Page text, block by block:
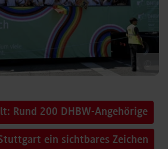
Rund 200 DHBW-Angehörige
ein sichtbares Zeichen